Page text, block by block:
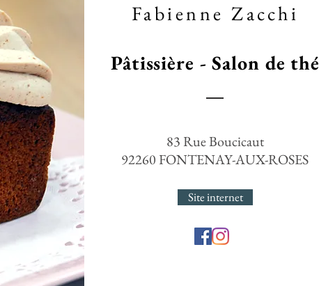
Fabienne Zacchi
Pâtissière - Salon de thé
83 Rue Boucicaut
92260 FONTENAY-AUX-ROSES
Site internet